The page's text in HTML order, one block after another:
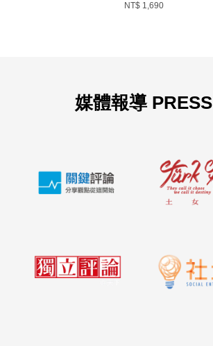
NT$ 1,690
媒體報導 PRESS